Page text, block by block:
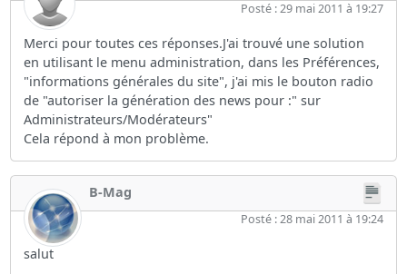
Posté : 29 mai 2011 à 19:27
Merci pour toutes ces réponses.J'ai trouvé une solution
en utilisant le menu administration, dans les Préférences,
"informations générales du site", j'ai mis le bouton radio
de "autoriser la génération des news pour :" sur
Administrateurs/Modérateurs"
Cela répond à mon problème.
B-Mag
Posté : 28 mai 2011 à 19:24
salut